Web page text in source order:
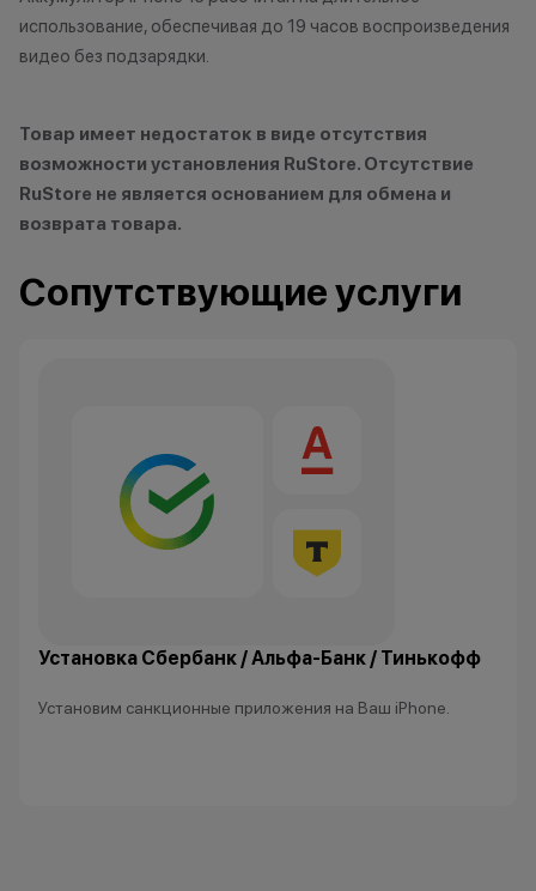
использование, обеспечивая до 19 часов воспроизведения
видео без подзарядки.
Товар имеет недостаток в виде отсутствия
возможности установления RuStore. Отсутствие
RuStore не является основанием для обмена и
возврата товара.
Сопутствующие услуги
Установка Сбербанк / Альфа-Банк / Тинькофф
Установим санкционные приложения на Ваш iPhone.